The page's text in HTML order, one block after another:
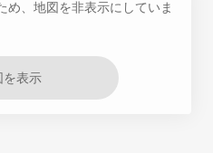
め、地図を非表示にしていま
を表示